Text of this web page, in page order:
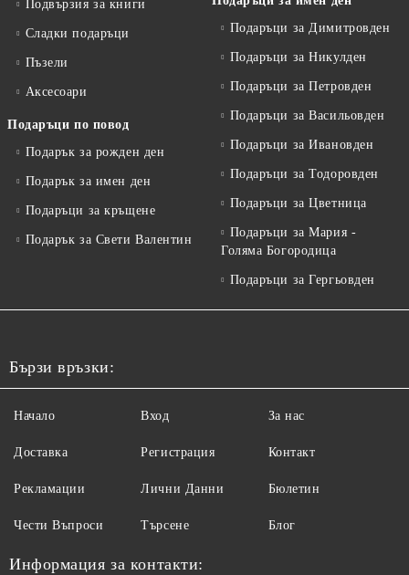
Подвързия за книги
Сладки подаръци
Пъзели
Аксесоари
Подаръци по повод
Подарък за рожден ден
Подарък за имен ден
Подаръци за кръщене
Подарък за Свети Валентин
Подаръци за Димитровден
Подаръци за Никулден
Подаръци за Петровден
Подаръци за Васильовден
Подаръци за Ивановден
Подаръци за Тодоровден
Подаръци за Цветница
Подаръци за Мария -
Голяма Богородица
Подаръци за Гергьовден
Бързи връзки:
Начало
Доставка
Рекламации
Чести Въпроси
Вход
Регистрация
Лични Данни
Търсене
За нас
Контакт
Бюлетин
Блог
Информация за контакти: